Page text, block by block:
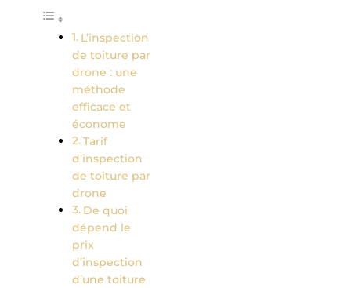
L’inspection
de toiture par
drone : une
méthode
efficace et
économe
Tarif
d’inspection
de toiture par
drone
De quoi
dépend le
prix
d’inspection
d’une toiture